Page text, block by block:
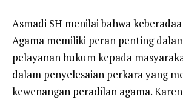
Asmadi SH menilai bahwa
Agama memiliki peran penting
pelayanan hukum kepada
dalam penyelesaian perkara yang
kewenangan peradilan agama.